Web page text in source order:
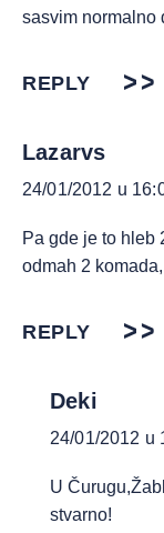
sasvim normalno
REPLY
Lazarvs
24/01/2012 u
Pa gde je to hleb
odmah 2
REPLY
Deki
24/01/2012 u
U
stvarno!